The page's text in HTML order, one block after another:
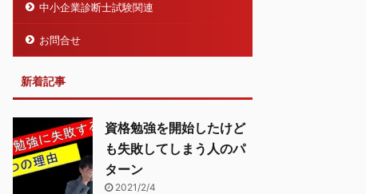
中小企業診断士試験関連
お問合せ
新着記事
資格勉強を開始したけど
も失敗してしまう人のパ
ターン
2021/2/4